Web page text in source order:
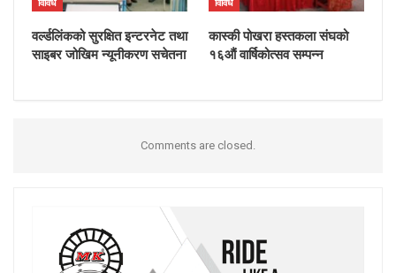
विविध
वर्ल्डलिंकको सुरक्षित इन्टरनेट तथा
साइबर जोखिम न्यूनीकरण सचेतना
विविध
कास्की पोखरा हस्तकला संघको
१६औं वार्षिकोत्सव सम्पन्न
Comments are closed.